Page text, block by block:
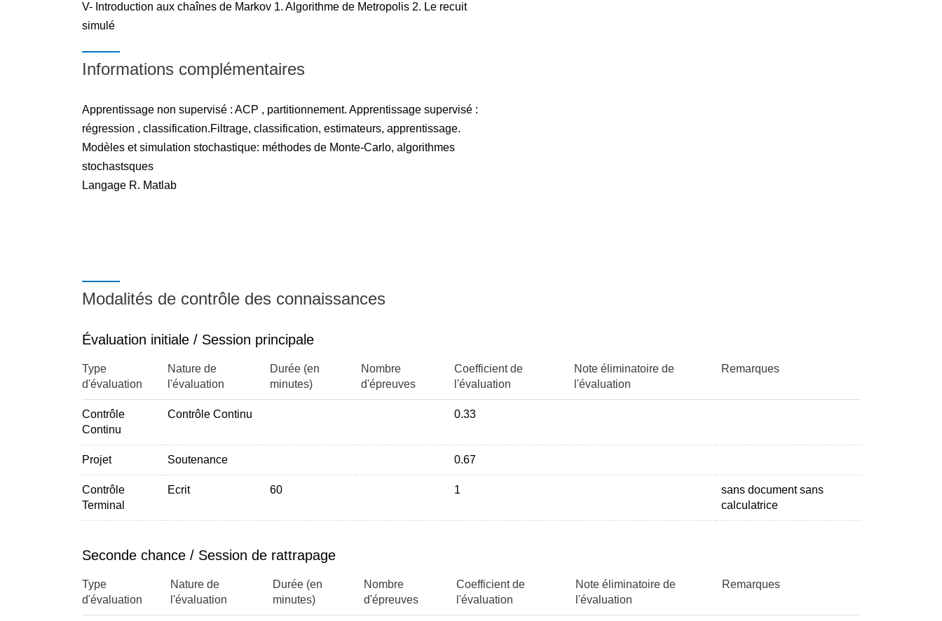
V- Introduction aux chaînes de Markov 1. Algorithme de Metropolis 2. Le recuit
simulé
Informations complémentaires
Apprentissage non supervisé : ACP , partitionnement. Apprentissage supervisé :
régression , classification.Filtrage, classification, estimateurs, apprentissage.
Modèles et simulation stochastique: méthodes de Monte-Carlo, algorithmes
stochastsques
Langage R. Matlab
Modalités de contrôle des connaissances
Évaluation initiale / Session principale
Type
d'évaluation
Nature de
l'évaluation
Durée (en
minutes)
Nombre
d'épreuves
Coefficient de
l'évaluation
Note éliminatoire de
l'évaluation
Remarques
Contrôle
Continu
Contrôle Continu 0.33
Projet Soutenance 0.67
Contrôle
Terminal
Ecrit 60 1
sans document sans
calculatrice
Seconde chance / Session de rattrapage
Type
d'évaluation
Nature de
l'évaluation
Durée (en
minutes)
Nombre
d'épreuves
Coefficient de
l'évaluation
Note éliminatoire de
l'évaluation
Remarques